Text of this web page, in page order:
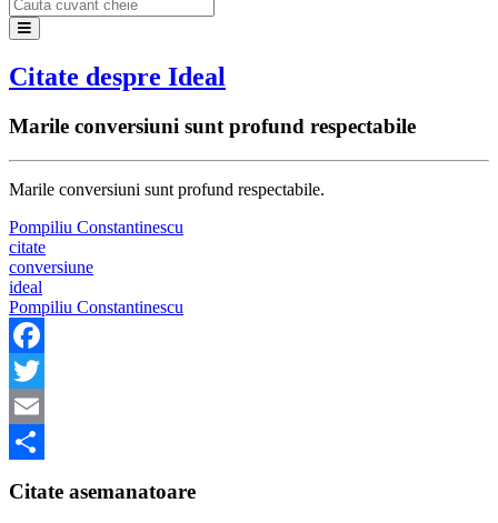
Citate despre Ideal
Marile conversiuni sunt profund respectabile
Marile conversiuni sunt profund respectabile.
Pompiliu Constantinescu
citate
conversiune
ideal
Pompiliu Constantinescu
Facebook
Twitter
Email
Citate asemanatoare